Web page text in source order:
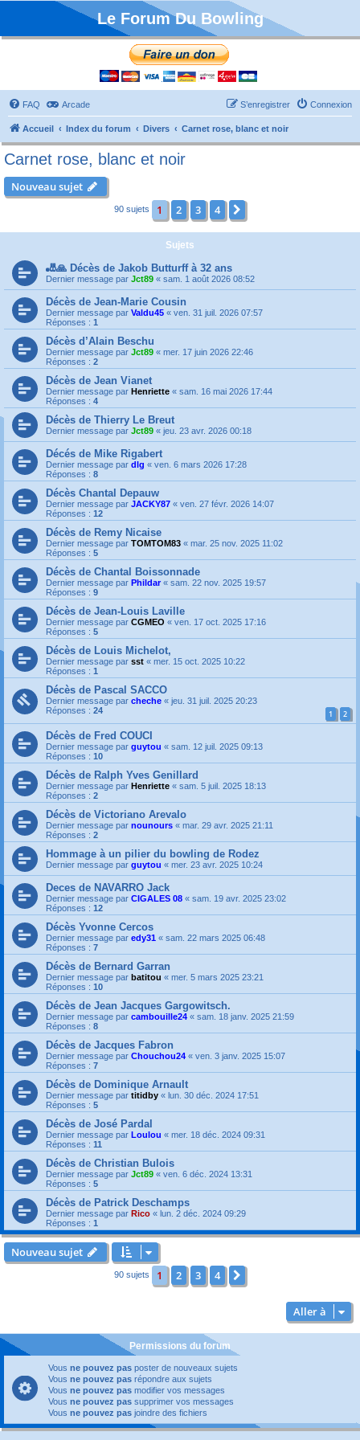
Le Forum Du Bowling
FAQ Arcade Connexion
S’enregistrer
Accueil Index du forum Divers Carnet rose, blanc et noir
Carnet rose, blanc et noir
Nouveau sujet
90 sujets 1 2 3 4
Sujets
🎳🙏 Décès de Jakob Butturff à 32 ans
Dernier message par Jct89 « sam. 1 août 2026 08:52
Décès de Jean-Marie Cousin
Dernier message par Valdu45 « ven. 31 juil. 2026 07:57
Réponses : 1
Décès d’Alain Beschu
Dernier message par Jct89 « mer. 17 juin 2026 22:46
Réponses : 2
Décès de Jean Vianet
Dernier message par Henriette « sam. 16 mai 2026 17:44
Réponses : 4
Décès de Thierry Le Breut
Dernier message par Jct89 « jeu. 23 avr. 2026 00:18
Décés de Mike Rigabert
Dernier message par dlg « ven. 6 mars 2026 17:28
Réponses : 8
Décès Chantal Depauw
Dernier message par JACKY87 « ven. 27 févr. 2026 14:07
Réponses : 12
Décès de Remy Nicaise
Dernier message par TOMTOM83 « mar. 25 nov. 2025 11:02
Réponses : 5
Décès de Chantal Boissonnade
Dernier message par Phildar « sam. 22 nov. 2025 19:57
Réponses : 9
Décès de Jean-Louis Laville
Dernier message par CGMEO « ven. 17 oct. 2025 17:16
Réponses : 5
Décès de Louis Michelot,
Dernier message par sst « mer. 15 oct. 2025 10:22
Réponses : 1
Décès de Pascal SACCO
Dernier message par cheche « jeu. 31 juil. 2025 20:23
Réponses : 24 1 2
Décès de Fred COUCI
Dernier message par guytou « sam. 12 juil. 2025 09:13
Réponses : 10
Décès de Ralph Yves Genillard
Dernier message par Henriette « sam. 5 juil. 2025 18:13
Réponses : 2
Décès de Victoriano Arevalo
Dernier message par nounours « mar. 29 avr. 2025 21:11
Réponses : 2
Hommage à un pilier du bowling de Rodez
Dernier message par guytou « mer. 23 avr. 2025 10:24
Deces de NAVARRO Jack
Dernier message par CIGALES 08 « sam. 19 avr. 2025 23:02
Réponses : 12
Décès Yvonne Cercos
Dernier message par edy31 « sam. 22 mars 2025 06:48
Réponses : 7
Décès de Bernard Garran
Dernier message par batitou « mer. 5 mars 2025 23:21
Réponses : 10
Décès de Jean Jacques Gargowitsch.
Dernier message par cambouille24 « sam. 18 janv. 2025 21:59
Réponses : 8
Décès de Jacques Fabron
Dernier message par Chouchou24 « ven. 3 janv. 2025 15:07
Réponses : 7
Décès de Dominique Arnault
Dernier message par titidby « lun. 30 déc. 2024 17:51
Réponses : 5
Décès de José Pardal
Dernier message par Loulou « mer. 18 déc. 2024 09:31
Réponses : 11
Décès de Christian Bulois
Dernier message par Jct89 « ven. 6 déc. 2024 13:31
Réponses : 5
Décès de Patrick Deschamps
Dernier message par Rico « lun. 2 déc. 2024 09:29
Réponses : 1
Nouveau sujet
90 sujets 1 2 3 4
Aller à
Permissions du forum
Vous ne pouvez pas poster de nouveaux sujets
Vous ne pouvez pas répondre aux sujets
Vous ne pouvez pas modifier vos messages
Vous ne pouvez pas supprimer vos messages
Vous ne pouvez pas joindre des fichiers